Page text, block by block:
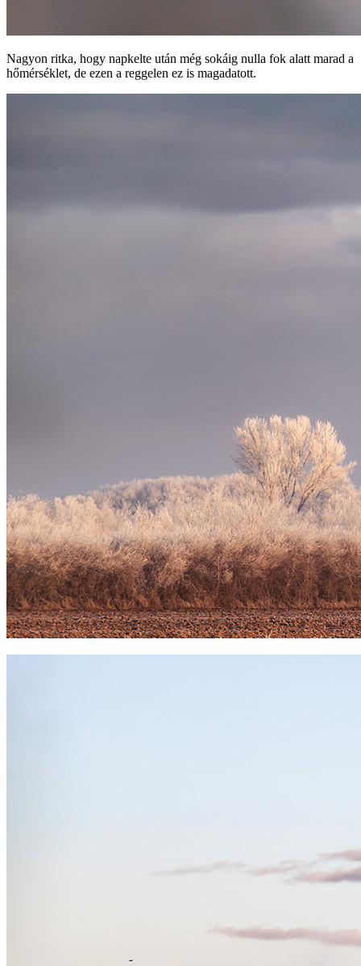
Nagyon ritka, hogy napkelte után még sokáig nulla fok alatt marad a
hőmérséklet, de ezen a reggelen ez is magadatott.